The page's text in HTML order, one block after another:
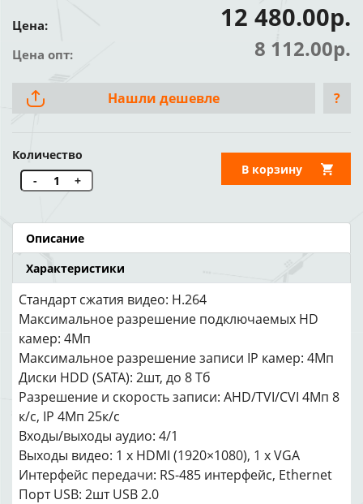
Цена: 12 480.00р.
Цена опт: 8 112.00р.
Нашли дешевле ?
Количество
-
+
В корзину
Описание
Характеристики
Стандарт сжатия видео: H.264
Максимальное разрешение подключаемых HD
камер: 4Мп
Максимальное разрешение записи IP камер: 4Мп
Диски HDD (SATA): 2шт, до 8 Тб
Разрешение и скорость записи: AHD/TVI/CVI 4Мп 8
к/с, IP 4Мп 25к/с
Входы/выходы аудио: 4/1
Выходы видео: 1 x HDMI (1920×1080), 1 x VGA
Интерфейс передачи: RS-485 интерфейс, Ethernet
Порт USB: 2шт USB 2.0